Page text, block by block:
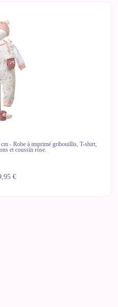
- Robe à imprimé gribouillis, T-shirt,
et coussin rose.
€